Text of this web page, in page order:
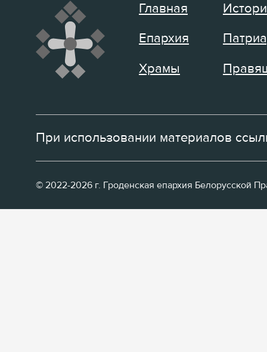
Главная
Епархия
Храмы
При использовании материалов
© 2022-2026 г. Гроденская епархия Белорусской